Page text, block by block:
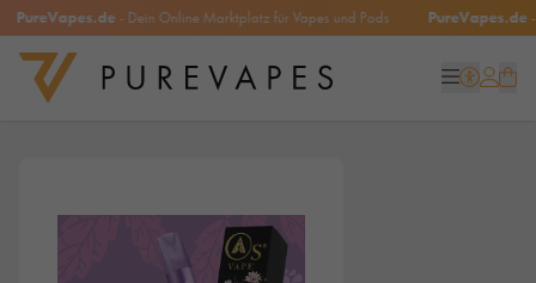
PureVapes.de- Dein Online Marktplatz für Vapes und Pods PureVapes.de-